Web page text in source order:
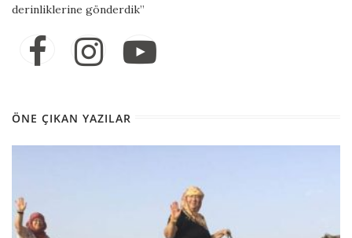
derinliklerine gönderdik”
ÖNE ÇIKAN YAZILAR